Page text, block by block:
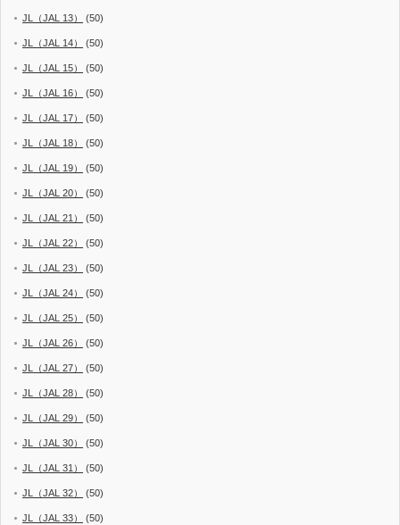
JL（JAL 13） (50)
JL（JAL 14） (50)
JL（JAL 15） (50)
JL（JAL 16） (50)
JL（JAL 17） (50)
JL（JAL 18） (50)
JL（JAL 19） (50)
JL（JAL 20） (50)
JL（JAL 21） (50)
JL（JAL 22） (50)
JL（JAL 23） (50)
JL（JAL 24） (50)
JL（JAL 25） (50)
JL（JAL 26） (50)
JL（JAL 27） (50)
JL（JAL 28） (50)
JL（JAL 29） (50)
JL（JAL 30） (50)
JL（JAL 31） (50)
JL（JAL 32） (50)
JL（JAL 33） (50)